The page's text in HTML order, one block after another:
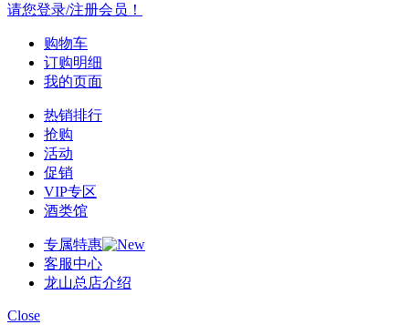
请您登录/注册会员！
购物车
订购明细
我的页面
热销排行
抢购
活动
促销
VIP专区
酒类馆
专属特惠
客服中心
龙山总店介绍
Close